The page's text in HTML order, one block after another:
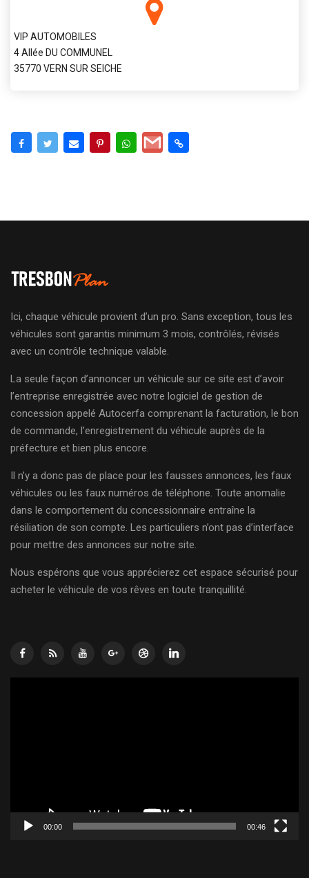
VIP AUTOMOBILES
4 Allée DU COMMUNEL
35770 VERN SUR SEICHE
Ici, chaque véhicule provient d’un pro. Sans exception, tous les
véhicules sont garantis minimum 3 mois, contrôlés, révisés
avec un contrôle technique valable.
La seule façon d’annoncer un véhicule sur ce site est d’avoir
l’entreprise enregistrée avec notre logiciel de gestion de
concession appelé Autocerfa comprenant la facturation, le bon
de commande, l’enregistrement du véhicule auprès de la
préfecture et bien plus encore.
Il n’y a donc pas de place pour les fausses annonces, les faux
véhicules ou les faux numéros de téléphone. Toute anomalie
dans le comportement du concessionnaire entraîne la
résiliation de son compte. Les particuliers n’ont pas d’interface
pour mettre des annonces sur notre site.
Nous espérons que vous apprécierez cet espace sécurisé pour
acheter le véhicule de vos rêves en toute tranquillité.
00:00 00:46